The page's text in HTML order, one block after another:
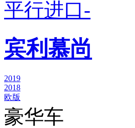
平行进口-
宾利慕尚
2019
2018
欧版
豪华车